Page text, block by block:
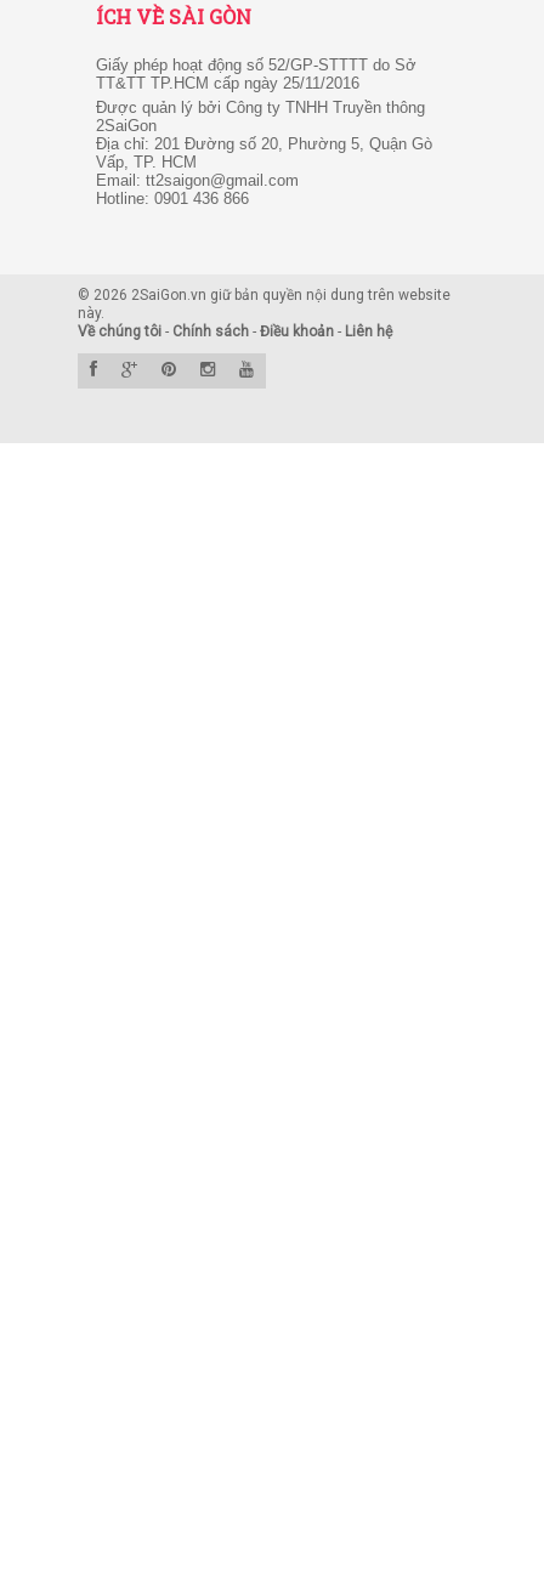
ÍCH VỀ SÀI GÒN
Giấy phép hoạt động số 52/GP-STTTT do Sở
TT&TT TP.HCM cấp ngày 25/11/2016
Được quản lý bởi Công ty TNHH Truyền thông
2SaiGon
Địa chỉ: 201 Đường số 20, Phường 5, Quận Gò
Vấp, TP. HCM
Email: tt2saigon@gmail.com
Hotline: 0901 436 866
© 2026 2SaiGon.vn giữ bản quyền nội dung trên website
này.
Về chúng tôi - Chính sách - Điều khoản - Liên hệ